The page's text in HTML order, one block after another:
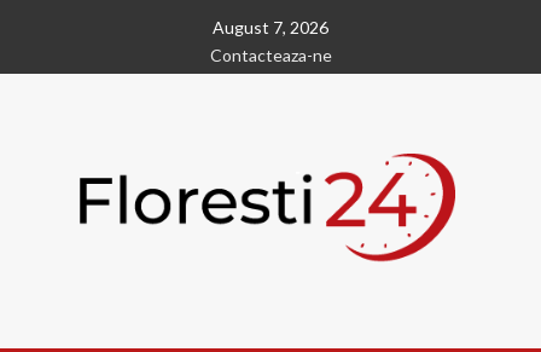
content
August 7, 2026
Contacteaza-ne